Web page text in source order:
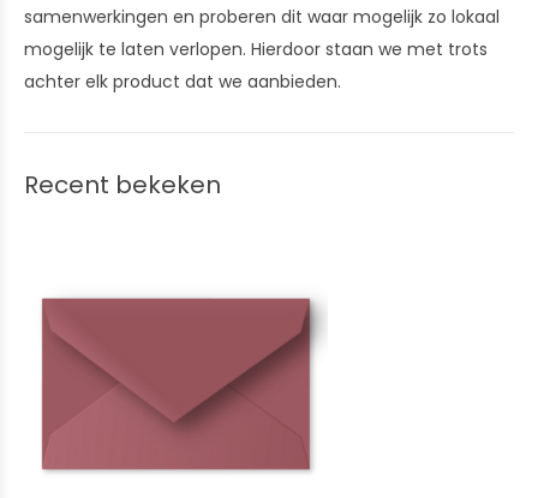
samenwerkingen en proberen dit waar mogelijk zo lokaal
mogelijk te laten verlopen. Hierdoor staan we met trots
achter elk product dat we aanbieden.
Recent bekeken